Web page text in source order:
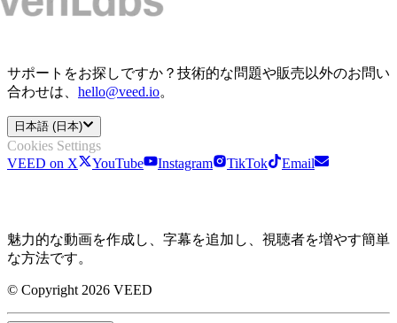
サポートをお探しですか？技術的な問題や販売以外のお問い
合わせは、 hello@veed.io。
日本語 (日本)
Cookies Settings
VEED on X
YouTube Instagram TikTok Email
魅力的な動画を作成し、字幕を追加し、視聴者を増やす簡単
な方法です。
© Copyright 2026 VEED